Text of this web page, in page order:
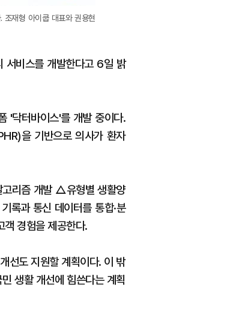
조재형 아이쿱 대표와 권용현
서비스를 개발한다고 6일 밝
'닥터바이스'를 개발 중이다.
을 기반으로 의사가 환자
고리즘 개발 △유형별 생활양
록과 통신 데이터를 통합·분
객 경험을 제공한다.
선도 지원할 계획이다. 이 밖
생활 개선에 힘쓴다는 계획